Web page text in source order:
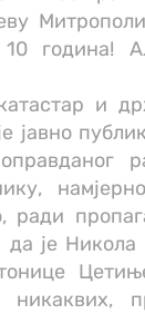
година!
и
ради
је